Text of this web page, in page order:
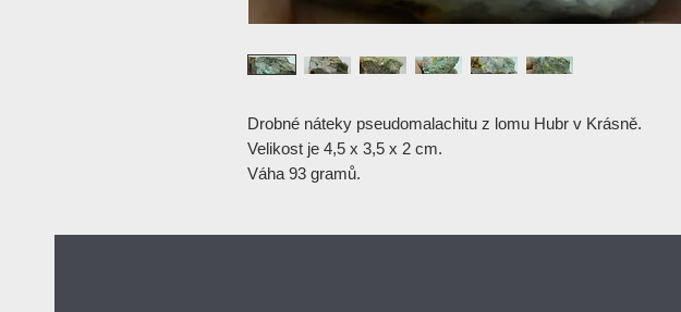
Drobné náteky pseudomalachitu z lomu Hubr v Krásně.
Velikost je 4,5 x 3,5 x 2 cm.
Váha 93 gramů.